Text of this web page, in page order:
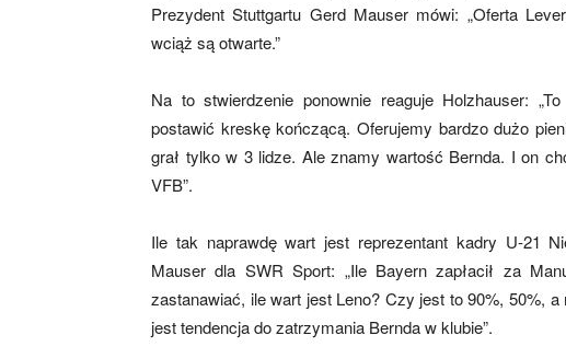
skład)
Prezydent Stuttgartu Gerd Mauser mówi: „Oferta
wciąż są otwarte.”
Na to stwierdzenie ponownie reaguje Holzhauser:
postawić kreskę kończącą. Oferujemy bardzo dużo
grał tylko w 3 lidze. Ale znamy wartość Bernda. I on
VFB”.
Ile tak naprawdę wart jest reprezentant kadry U-21
Mauser dla SWR Sport: „Ile Bayern zapłacił za
zastanawiać, ile wart jest Leno? Czy jest to 90%, 50%,
jest tendencja do zatrzymania Bernda w klubie”.